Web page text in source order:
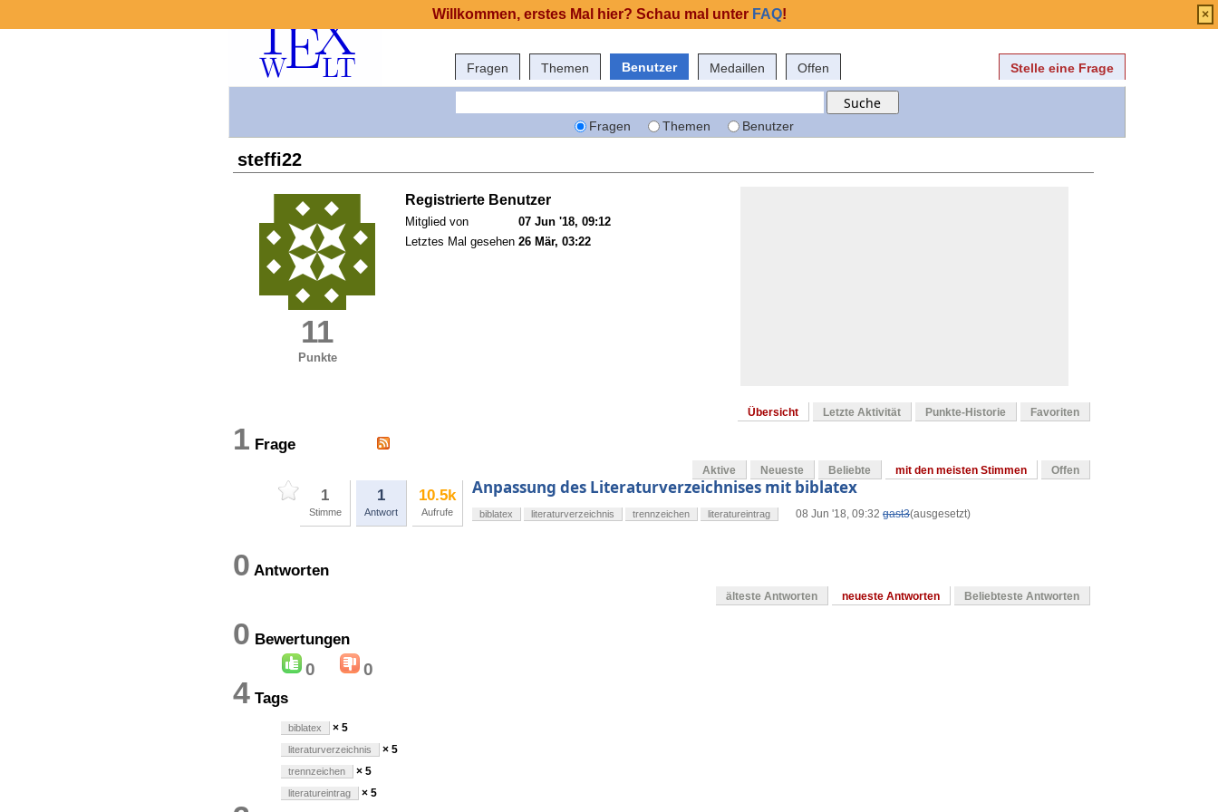
Fragen Themen Benutzer Medaillen Offen Stelle eine Frage
Fragen Themen Benutzer
steffi22
11
Punkte
Registrierte Benutzer
Mitglied von
07 Jun '18, 09:12
Letztes Mal gesehen 26 Mär, 03:22
Übersicht Letzte Aktivität Punkte-Historie Favoriten
1 Frage
Aktive Neueste Beliebte mit den meisten Stimmen Offen
1
Stimme
1
Antwort
10.5k
Aufrufe
Anpassung des Literaturverzeichnises mit biblatex
08 Jun '18, 09:32 gast3(ausgesetzt)
biblatex literaturverzeichnis trennzeichen literatureintrag
0 Antworten
älteste Antworten neueste Antworten Beliebteste Antworten
0 Bewertungen
0 0
4 Tags
biblatex × 5
literaturverzeichnis × 5
trennzeichen × 5
literatureintrag × 5
Willkommen, erstes Mal hier? Schau mal unter FAQ! ×